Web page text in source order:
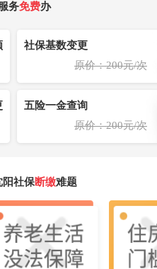
务免费办
社保基数变更
原价：200元/次
五险一金查询
原价：200元/次
阳社保断缴难题